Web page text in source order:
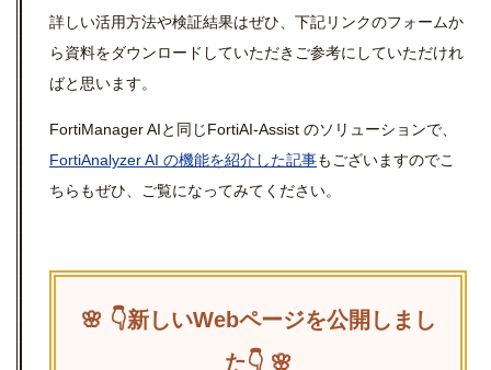
詳しい活用方法や検証結果はぜひ、下記リンクのフォームか
ら資料をダウンロードしていただきご参考にしていただけれ
ばと思います。
FortiManager AIと同じFortiAI-Assist のソリューションで、
FortiAnalyzer AI の機能を紹介した記事もございますのでこ
ちらもぜひ、ご覧になってみてください。
🌸 👇新しいWebページを公開しまし
た👇 🌸